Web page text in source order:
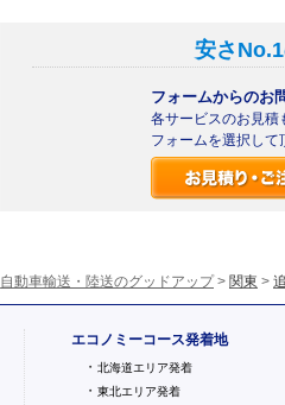
安さ
フォームからのお
各サービスのお見積
フォームを選択して
自動車輸送・陸送のグッドアップ> 関東 >
エコノミーコース発着地
・ 北海道エリア発着
・ 東北エリア発着